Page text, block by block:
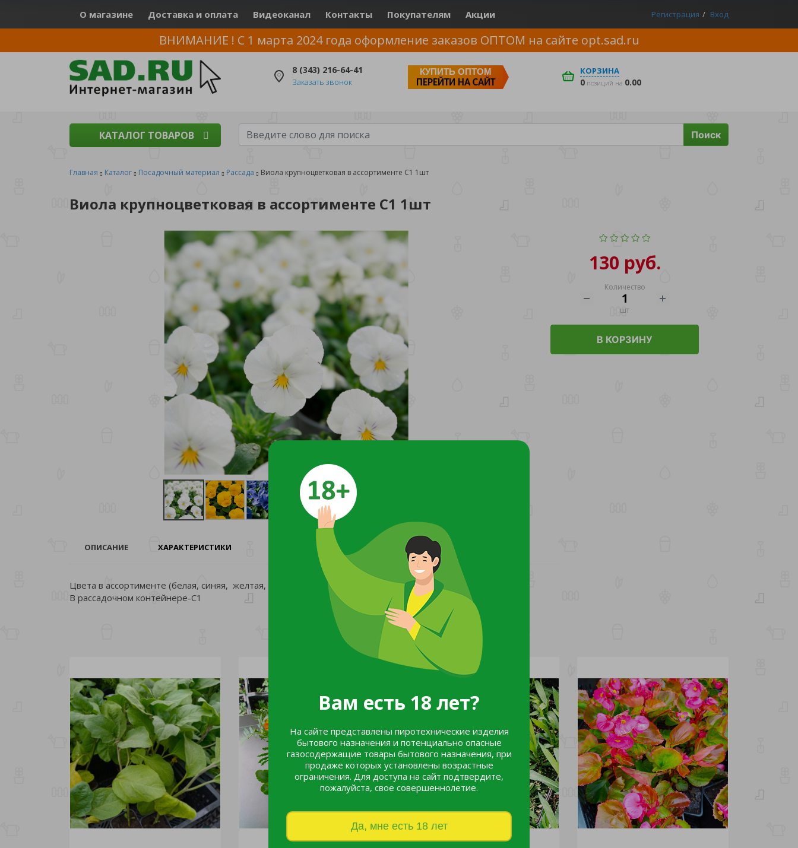
Вам есть 18 лет?
На сайте представлены пиротехнические изделия
бытового назначения и потенциально опасные
газосодержащие товары бытового назначения, при
продаже которых установлены возрастные
ограничения. Для доступа на сайт подтвердите,
пожалуйста, свое совершеннолетие.
Да, мне есть 18 лет
О магазине Доставка и оплата Видеоканал Контакты Покупателям Акции Регистрация Вход
ВНИМАНИЕ ! С 1 марта 2024 года оформление заказов ОПТОМ на сайте opt.sad.ru
8 (343) 216-64-41
Заказать звонок
КУПИТЬ ОПТОМ
ПЕРЕЙТИ НА САЙТ
КОРЗИНА
0 позиций на 0.00
КАТАЛОГ ТОВАРОВ Поиск
Главная Каталог Посадочный материал Рассада Виола крупноцветковая в ассортименте С1 1шт
Виола крупноцветковая в ассортименте С1 1шт
130 руб.
Количество
шт
В КОРЗИНУ
ОПИСАНИЕ ХАРАКТЕРИСТИКИ
Цвета в ассортименте (белая, синяя, желтая, желтая с глазком, бургунди)
В рассадочном контейнере-С1